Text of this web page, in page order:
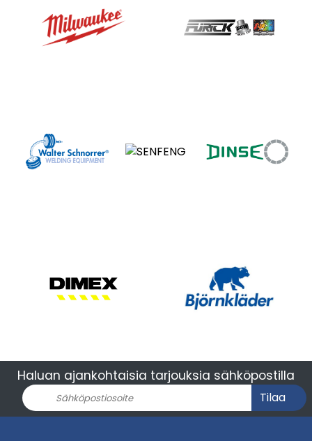
Haluan ajankohtaisia tarjouksia sähköpostilla
Tilaa